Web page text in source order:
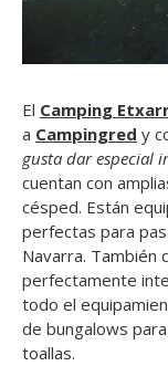
El Camping
a Campingred y
gusta dar especial
cuentan con
césped. Están
perfectas para
Navarra. También
perfectamente
todo el
de bungalows
toallas.